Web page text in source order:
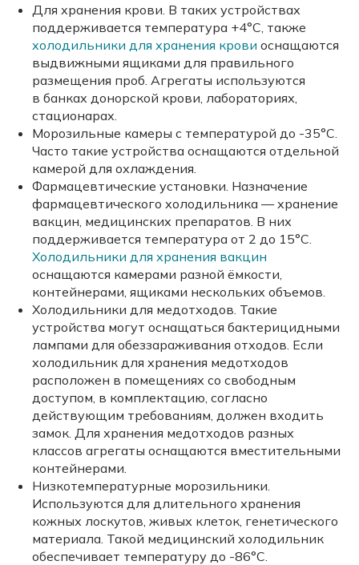
Для хранения крови. В таких устройствах
поддерживается температура +4°C, также
холодильники для хранения крови оснащаются
выдвижными ящиками для правильного
размещения проб. Агрегаты используются
в банках донорской крови, лабораториях,
стационарах.
Морозильные камеры с температурой до -35°C.
Часто такие устройства оснащаются отдельной
камерой для охлаждения.
Фармацевтические установки. Назначение
фармацевтического холодильника — хранение
вакцин, медицинских препаратов. В них
поддерживается температура от 2 до 15°C.
Холодильники для хранения вакцин
оснащаются камерами разной ёмкости,
контейнерами, ящиками нескольких объемов.
Холодильники для медотходов. Такие
устройства могут оснащаться бактерицидными
лампами для обеззараживания отходов. Если
холодильник для хранения медотходов
расположен в помещениях со свободным
доступом, в комплектацию, согласно
действующим требованиям, должен входить
замок. Для хранения медотходов разных
классов агрегаты оснащаются вместительными
контейнерами.
Низкотемпературные морозильники.
Используются для длительного хранения
кожных лоскутов, живых клеток, генетического
материала. Такой медицинский холодильник
обеспечивает температуру до -86°C.